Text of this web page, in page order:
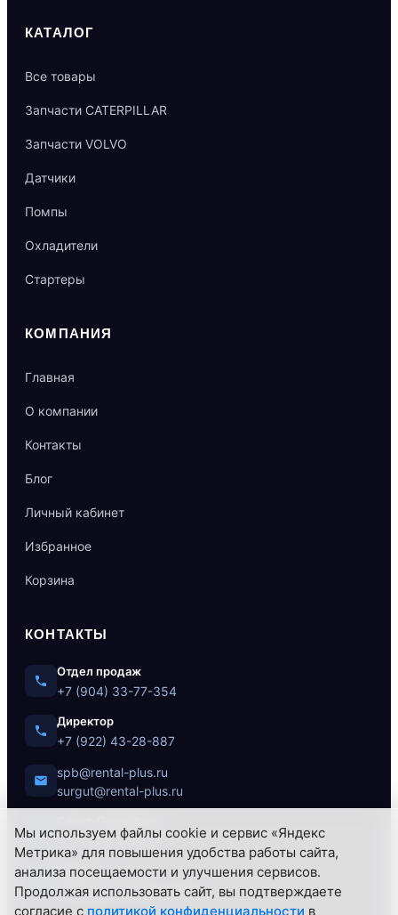
КАТАЛОГ
Все товары
Запчасти CATERPILLAR
Запчасти VOLVO
Датчики
Помпы
Охладители
Стартеры
КОМПАНИЯ
Главная
О компании
Контакты
Блог
Личный кабинет
Избранное
Корзина
КОНТАКТЫ
Отдел продаж
+7 (904) 33-77-354
Директор
+7 (922) 43-28-887
spb@rental-plus.ru
surgut@rental-plus.ru
ул. Литовская, 10
Сургут
Нефтеюганское ш., 62/1
Мы используем файлы cookie и сервис «Яндекс
Метрика» для повышения удобства работы сайта,
анализа посещаемости и улучшения сервисов.
Продолжая использовать сайт, вы подтверждаете
согласие с политикой конфиденциальности в